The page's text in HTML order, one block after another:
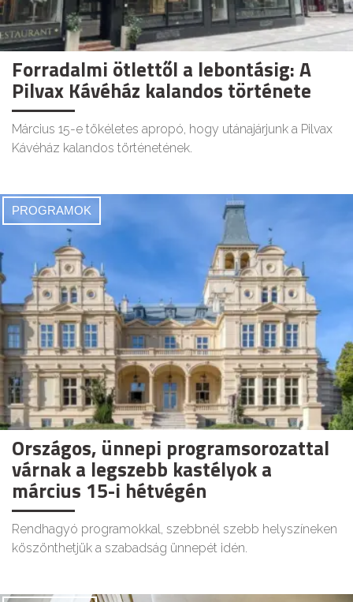
Forradalmi ötlettől a lebontásig: A
Pilvax Kávéház kalandos története
Március 15-e tökéletes apropó, hogy utánajárjunk a Pilvax
Kávéház kalandos történetének.
PROGRAMOK
Országos, ünnepi programsorozattal
várnak a legszebb kastélyok a
március 15-i hétvégén
Rendhagyó programokkal, szebbnél szebb helyszíneken
köszönthetjük a szabadság ünnepét idén.